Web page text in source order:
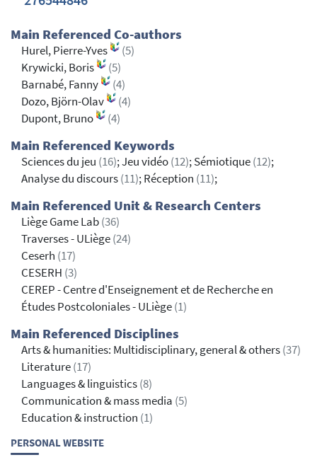
Main Referenced Co-authors
Hurel, Pierre-Yves
(5)
Krywicki, Boris
(5)
Barnabé, Fanny
(4)
Dozo, Björn-Olav
(4)
Dupont, Bruno
(4)
Main Referenced Keywords
Sciences du jeu (16); Jeu vidéo(12); Sémiotique(12);
Analyse du discours(11); Réception (11);
Main Referenced Unit & Research Centers
Liège Game Lab(36)
Traverses - ULiège(24)
Ceserh (17)
CESERH (3)
CEREP - Centre d'Enseignement et de Recherche en
Études Postcoloniales - ULiège(1)
Main Referenced Disciplines
Arts & humanities: Multidisciplinary, general & others(37)
Literature(17)
Languages & linguistics(8)
Communication & mass media (5)
Education & instruction (1)
PERSONAL WEBSITE